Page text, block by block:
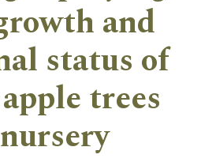
and
status of
trees